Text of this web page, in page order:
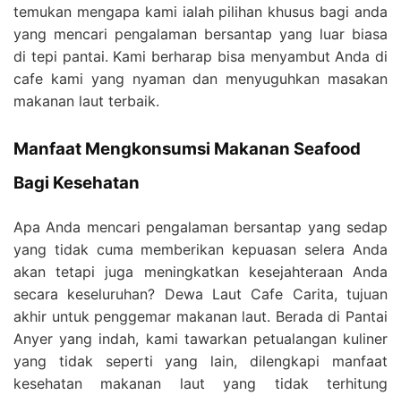
temukan mengapa kami ialah pilihan khusus bagi anda
yang mencari pengalaman bersantap yang luar biasa
di tepi pantai. Kami berharap bisa menyambut Anda di
cafe kami yang nyaman dan menyuguhkan masakan
makanan laut terbaik.
Manfaat Mengkonsumsi Makanan Seafood
Bagi Kesehatan
Apa Anda mencari pengalaman bersantap yang sedap
yang tidak cuma memberikan kepuasan selera Anda
akan tetapi juga meningkatkan kesejahteraan Anda
secara keseluruhan? Dewa Laut Cafe Carita, tujuan
akhir untuk penggemar makanan laut. Berada di Pantai
Anyer yang indah, kami tawarkan petualangan kuliner
yang tidak seperti yang lain, dilengkapi manfaat
kesehatan makanan laut yang tidak terhitung